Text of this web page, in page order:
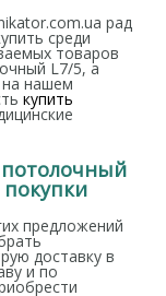
рад
среди
товаров
L7/5, а
нашем
купить
предложений
доставку в
и по